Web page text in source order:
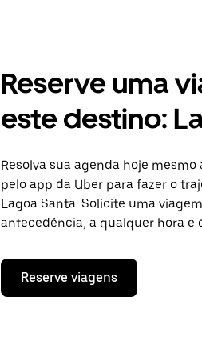
Reserve uma
este destino:
Resolva sua agenda hoje
pelo app da Uber para fazer o
Lagoa Santa. Solicite uma
antecedência, a qualquer hora e
Reserve viagens